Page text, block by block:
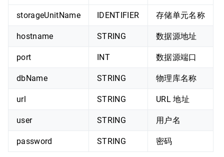
storageUnitName IDENTIFIER 存储单元名称
hostname STRING 数据源地址
port INT 数据源端口
dbName STRING 物理库名称
url STRING URL 地址
user STRING 用户名
password STRING 密码